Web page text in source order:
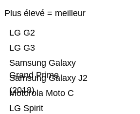
Plus élevé = meilleur
LG Spirit
Motorola Moto C
Samsung Galaxy J2
(2018)
Samsung Galaxy
Grand Prime
LG G3
LG G2